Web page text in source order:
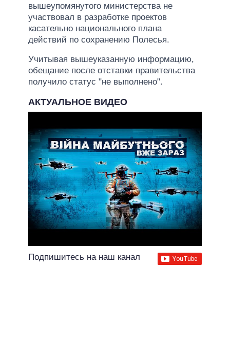
вышеупомянутого министерства не
участвовал в разработке проектов
касательно национального плана
действий по сохранению Полесья.
Учитывая вышеуказанную информацию,
обещание после отставки правительства
получило статус "не выполнено".
АКТУАЛЬНОЕ ВИДЕО
Подпишитесь на наш канал